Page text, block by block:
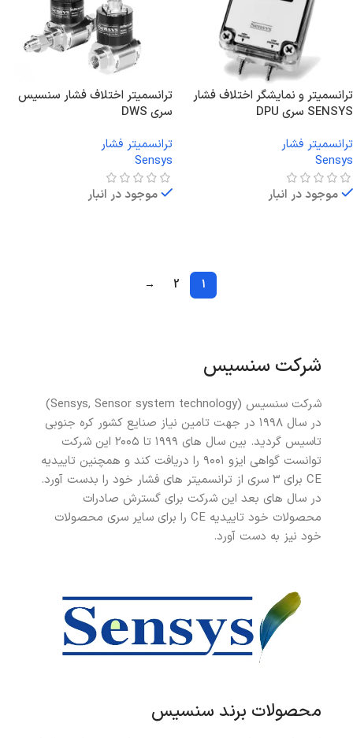
ترانسمیتر و نمایشگر اختلاف فشار
SENSYS سری DPU
ترانسمیتر فشار
Sensys
موجود در انبار
ترانسمیتر اختلاف فشار سنسیس
سری DWS
ترانسمیتر فشار
Sensys
موجود در انبار
1
2
→
شرکت سنسیس
شرکت سنسیس (Sensys, Sensor system technology)
در سال ۱۹۹۸ در جهت تامین نیاز صنایع کشور کره جنوبی
تاسیس گردید. بین سال های ۱۹۹۹ تا ۲۰۰۵ این شرکت
توانست گواهی ایزو ۹۰۰۱ را دریافت کند و همچنین تاییدیه
CE برای ۳ سری از ترانسمیتر های فشار خود را بدست آورد.
در سال های بعد این شرکت برای گسترش صادرات
محصولات خود تاییدیه CE را برای سایر سری محصولات
خود نیز به دست آورد.
محصولات برند سنسیس